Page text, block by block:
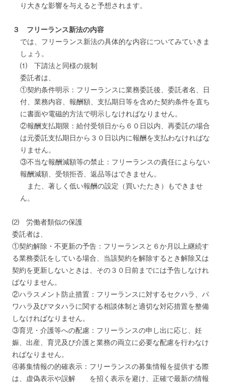
り大きな影響を与えると予想されます。
３ フリーランス新法の内容
では、フリーランス新法の具体的な内容についてみていきま
しょう。
⑴ 下請法と同様の規制
委託者は、
①契約条件明示：フリーランスに業務委託後、委託者名、日
付、業務内容、報酬額、支払期日等を含めた契約条件を直ち
に書面や電磁的方法で明示しなければなりません。
②報酬支払期限：給付受領日から６０日以内、再委託の場合
は元委託支払期日から３０日以内に報酬を支払わなければな
りません。
③不当な報酬減額等の禁止：フリーランスの責任によらない
報酬減額、受領拒否、返品等はできません。
また、著しく低い報酬の設定（買いたたき）もできませ
ん。
⑵ 労働者類似の保護
委託者は、
①契約解除・不更新の予告：フリーランスと６か月以上継続す
る業務委託をしている場合、当該契約を解除するとき解除又は
契約を更新しないときは、その３０日前までには予告しなけれ
ばなりません。
②ハラスメント防止措置：フリーランスに対するセクハラ、パ
ワハラ及びマタハラに関する相談体制と適切な対応措置を整備
しなければなりません。
③育児・介護等への配慮：フリーランスの申し出に応じ、妊
娠、出産、育児及び介護と業務の両立に必要な配慮を行わなけ
ればなりません。
④募集情報の的確表示：フリーランスの募集情報を提供する際
は、虚偽表示や誤解 を招く表示を避け、正確で最新の情報